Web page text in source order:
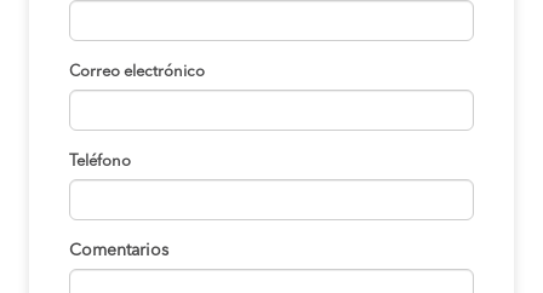
Correo electrónico
Teléfono
Comentarios